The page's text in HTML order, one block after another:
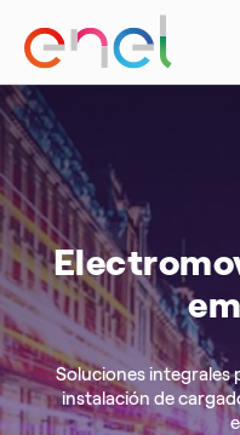
Soluciones integrales
instalación de